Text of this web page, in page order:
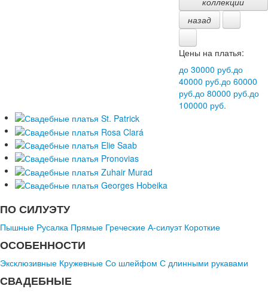
назад
Цены на платья:
до 30000 руб.до
40000 руб.до 60000
руб.до 80000 руб.до
100000 руб.
ПО СИЛУЭТУ
Пышные Русалка Прямые Греческие А-силуэт Короткие
ОСОБЕННОСТИ
Эксклюзивные Кружевные Со шлейфом С длинными рукавами
СВАДЕБНЫЕ